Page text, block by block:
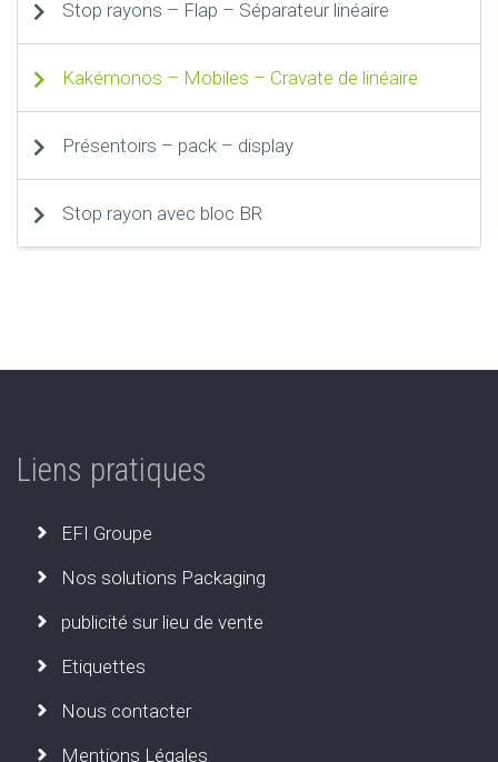
Stop rayons – Flap – Séparateur linéaire
Kakémonos – Mobiles – Cravate de linéaire
Présentoirs – pack – display
Stop rayon avec bloc BR
Liens pratiques
EFI Groupe
Nos solutions Packaging
publicité sur lieu de vente
Etiquettes
Nous contacter
Mentions Légales